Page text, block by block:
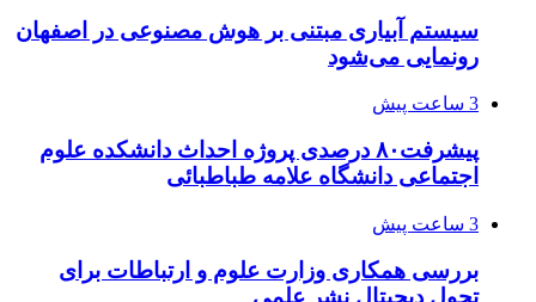
سیستم آبیاری مبتنی بر هوش مصنوعی در اصفهان
رونمایی می‌شود
3 ساعت پیش
پیشرفت۸۰ درصدی پروژه احداث دانشکده علوم
اجتماعی دانشگاه علامه طباطبائی
3 ساعت پیش
بررسی همکاری وزارت علوم و ارتباطات برای
تحول دیجیتال نشر علمی